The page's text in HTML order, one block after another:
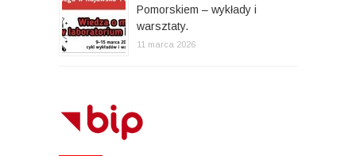
Pomorskiem – wykłady i
warsztaty.
11 marca 2026